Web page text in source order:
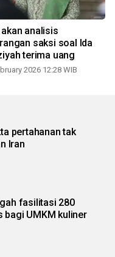
akan analisis
saksi soal Ida
terima uang
2026 12:28 WIB
pertahanan tak
Iran
fasilitasi 280
UMKM kuliner